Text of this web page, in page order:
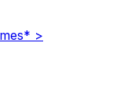
mes* >